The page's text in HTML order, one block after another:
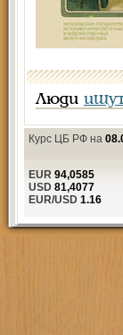
Люди
Курс ЦБ РФ на
EUR 94,0585
USD 81,4077
EUR/USD 1.16